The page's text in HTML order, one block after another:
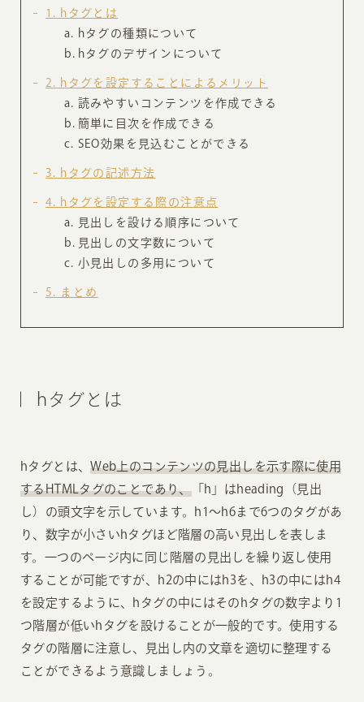
1
hタグとは
hタグの種類について
hタグのデザインについて
2
hタグを設定することによるメリット
読みやすいコンテンツを作成できる
簡単に目次を作成できる
SEO効果を見込むことができる
3 hタグの記述方法
4
hタグを設定する際の注意点
見出しを設ける順序について
見出しの文字数について
小見出しの多用について
5 まとめ
hタグとは
hタグとは、Web上のコンテンツの見出しを示す際に使用
するHTMLタグのことであり、「h」はheading（見出
し）の頭文字を示しています。h1〜h6まで6つのタグがあ
り、数字が小さいhタグほど階層の高い見出しを表しま
す。一つのページ内に同じ階層の見出しを繰り返し使用
することが可能ですが、h2の中にはh3を、h3の中にはh4
を設定するように、hタグの中にはそのhタグの数字より1
つ階層が低いhタグを設けることが一般的です。使用する
タグの階層に注意し、見出し内の文章を適切に整理する
ことができるよう意識しましょう。